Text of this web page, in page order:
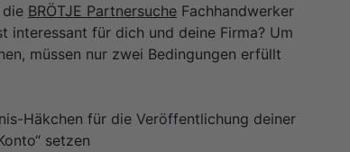
die BRÖTJE Partnersuche Fachhandwerker
interessant für dich und deine Firma? Um
müssen nur zwei Bedingungen erfüllt
Häkchen für die Veröffentlichung deiner
setzen